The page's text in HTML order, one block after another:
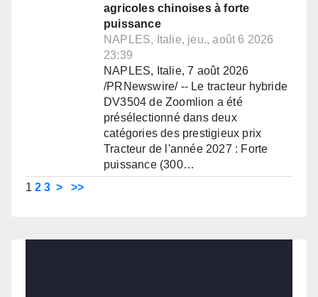
agricoles chinoises à forte
puissance
NAPLES, Italie, jeu., août 6 2026
23:39
NAPLES, Italie, 7 août 2026
/PRNewswire/ -- Le tracteur hybride
DV3504 de Zoomlion a été
présélectionné dans deux
catégories des prestigieux prix
Tracteur de l'année 2027 : Forte
puissance (300…
1 2 3 > >>